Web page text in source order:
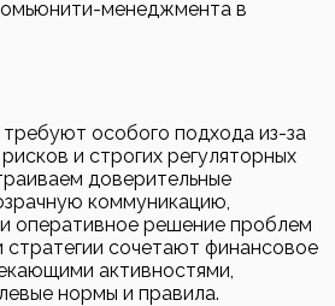
менеджмента в
особого подхода из-за
и строгих регуляторных
доверительные
коммуникацию,
оперативное решение проблем
стратегии сочетают финансовое
активностями,
нормы и правила.